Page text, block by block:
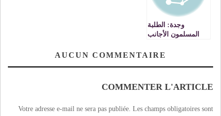
وجدة: الطلبة
المسلمون الأجانب
الأضحى المباركAUCUN COMMENTAIRE
COMMENTER L'ARTICLE
Votre adresse e-mail ne sera pas publiée. Les champs obligatoires sont